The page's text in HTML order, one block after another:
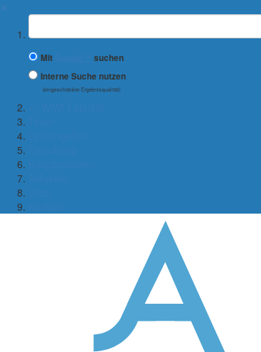
Suchbegriff
Mit
suchen
Interne Suche nutzen
(eingeschränkte Ergebnisqualität)